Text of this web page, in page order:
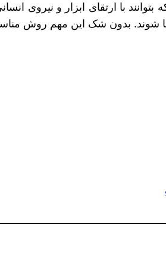
با ارتقای ابزار و نیروی
بدون شک این مهم روش